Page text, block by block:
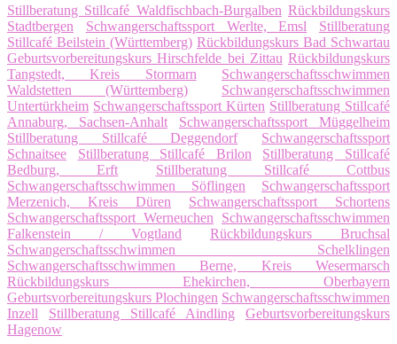
Stillberatung Stillcafé Waldfischbach-Burgalben Rückbildungskurs
Stadtbergen
Schwangerschaftssport Werlte, Emsl
Stillberatung
Stillcafé Beilstein (Württemberg) Rückbildungskurs Bad Schwartau
Geburtsvorbereitungskurs Hirschfelde bei Zittau Rückbildungskurs
Tangstedt, Kreis Stormarn
Schwangerschaftsschwimmen
Waldstetten (Württemberg)
Schwangerschaftsschwimmen
Untertürkheim Schwangerschaftssport Kürten Stillberatung Stillcafé
Annaburg, Sachsen-Anhalt
Schwangerschaftssport Müggelheim
Stillberatung Stillcafé Deggendorf
Schwangerschaftssport
Schnaitsee
Stillberatung Stillcafé Brilon
Stillberatung Stillcafé
Bedburg, Erft
Stillberatung Stillcafé Cottbus
Schwangerschaftsschwimmen Söflingen
Schwangerschaftssport
Merzenich, Kreis Düren
Schwangerschaftssport Schortens
Schwangerschaftssport Werneuchen
Schwangerschaftsschwimmen
Falkenstein / Vogtland
Rückbildungskurs Bruchsal
Schwangerschaftsschwimmen Schelklingen
Schwangerschaftsschwimmen Berne, Kreis Wesermarsch
Rückbildungskurs Ehekirchen, Oberbayern
Geburtsvorbereitungskurs Plochingen Schwangerschaftsschwimmen
Inzell
Stillberatung Stillcafé Aindling
Geburtsvorbereitungskurs
Hagenow